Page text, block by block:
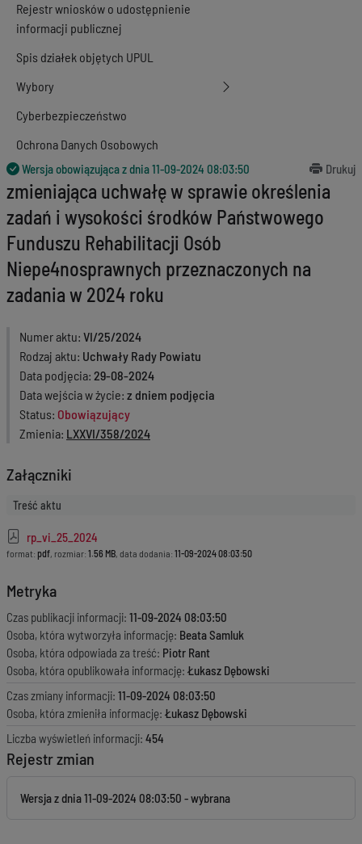
Rejestr wniosków o udostępnienie
informacji publicznej
Spis działek objętych UPUL
Wybory
Cyberbezpieczeństwo
Ochrona Danych Osobowych
Wersja obowiązująca z dnia11-09-2024 08:03:50 Drukuj
zmieniająca uchwałę w sprawie określenia
zadań i wysokości środków Państwowego
Funduszu Rehabilitacji Osób
Niepe4nosprawnych przeznaczonych na
zadania w 2024 roku
Numer aktu VI/25/2024
Rodzaj aktu Uchwały Rady Powiatu
Data podjęcia 29-08-2024
Data wejścia w życie z dniem podjęcia
Status Obowiązujący
Zmienia LXXVI/358/2024
Załączniki
Treść aktu
rp_vi_25_2024
format: pdf, rozmiar: 1.56 MB, data dodania: 11-09-2024 08:03:50
Metryka
Czas publikacji informacji: 11-09-2024 08:03:50
Osoba, która wytworzyła informację: Beata Samluk
Osoba, która odpowiada za treść: Piotr Rant
Osoba, która opublikowała informację: Łukasz Dębowski
Czas zmiany informacji: 11-09-2024 08:03:50
Osoba, która zmieniła informację: Łukasz Dębowski
Liczba wyświetleń informacji: 454
Rejestr zmian
Wersja z dnia11-09-2024 08:03:50